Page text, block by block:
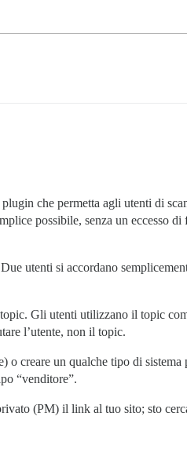
che permetta agli utenti di
possibile, senza un eccesso
utenti si accordano
Gli utenti utilizzano il topic
l’utente, non il topic.
creare un qualche tipo di
“venditore”.
(PM) il link al tuo sito; sto